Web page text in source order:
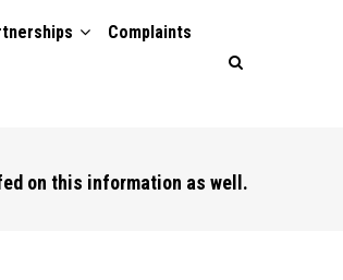
Complaints
on this information as well.